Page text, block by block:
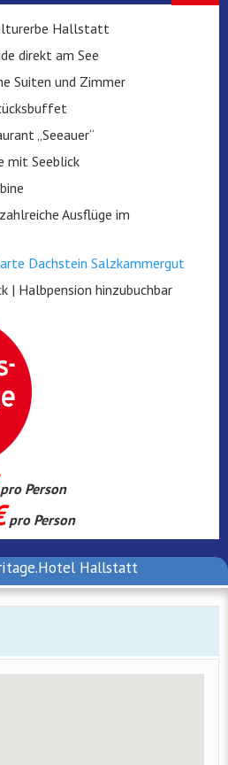
Hallstatt
direkt am See
Suiten und Zimmer
„Seeauer“
mit Seeblick
Ausflüge im
Dachstein Salzkammergut
| Halbpension hinzubuchbar
Person
pro Person
Hallstatt